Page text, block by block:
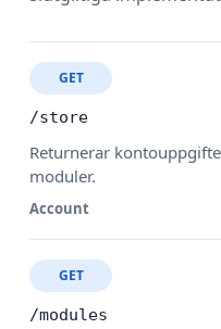
GET
/store
Returnerar
moduler.
Account
GET
/modules